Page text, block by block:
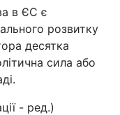
в ЄС є
розвитку
десятка
сила або
- ред.)